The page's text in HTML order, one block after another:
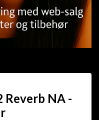
Reverb NA -